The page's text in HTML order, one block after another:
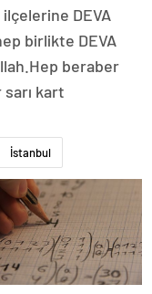
ilçelerine DEVA
birlikte DEVA
beraber
kart
İstanbul